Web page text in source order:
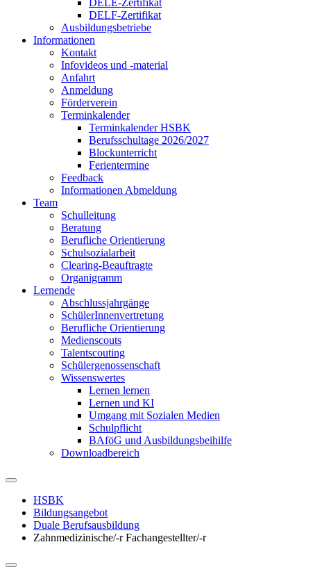
DELE-Zertifikat
DELF-Zertifikat
Ausbildungsbetriebe
Informationen
Kontakt
Infovideos und -material
Anfahrt
Anmeldung
Förderverein
Terminkalender
Terminkalender HSBK
Berufsschultage 2026/2027
Blockunterricht
Ferientermine
Feedback
Informationen Abmeldung
Team
Schulleitung
Beratung
Berufliche Orientierung
Schulsozialarbeit
Clearing-Beauftragte
Organigramm
Lernende
Abschlussjahrgänge
SchülerInnenvertretung
Berufliche Orientierung
Medienscouts
Talentscouting
Schüler­genossen­schaft
Wissenswertes
Lernen lernen
Lernen und KI
Umgang mit Sozialen Medien
Schulpflicht
BAföG und Ausbildungsbeihilfe
Downloadbereich
HSBK
Bildungsangebot
Duale Berufsausbildung
Zahnmedizinische/-r Fachangestellter/-r